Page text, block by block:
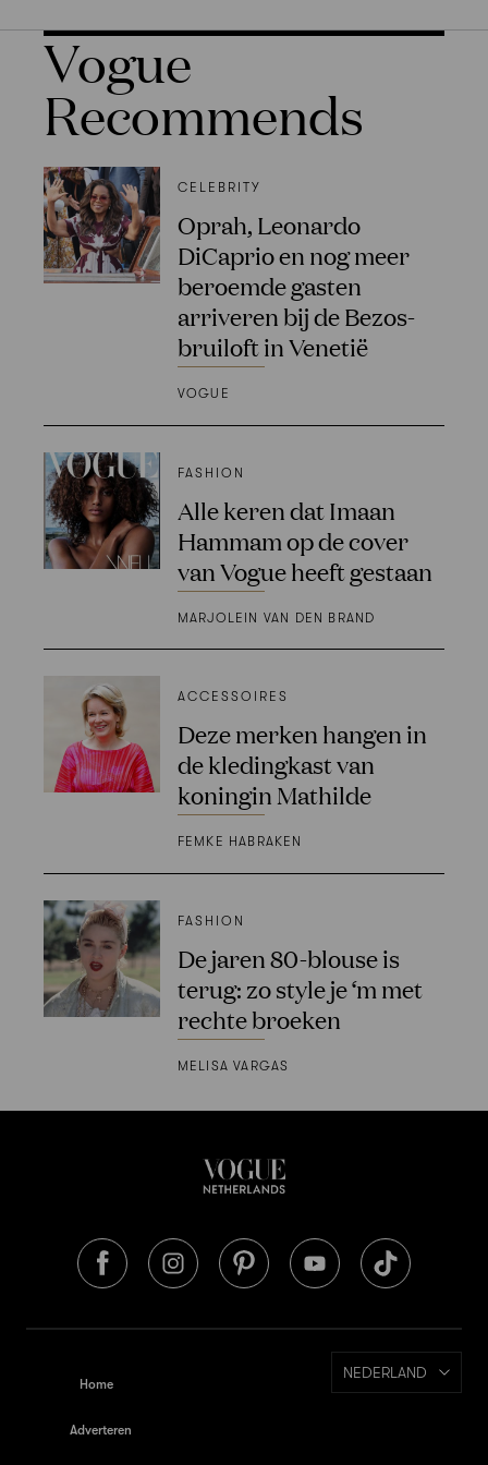
Vogue
Recommends
CELEBRITY
Oprah, Leonardo
DiCaprio en nog meer
beroemde gasten
arriveren bij de Bezos-
bruiloft in Venetië
VOGUE
FASHION
Alle keren dat Imaan
Hammam op de cover
van Vogue heeft gestaan
MARJOLEIN VAN DEN BRAND
ACCESSOIRES
Deze merken hangen in
de kledingkast van
koningin Mathilde
FEMKE HABRAKEN
FASHION
De jaren 80-blouse is
terug: zo style je ‘m met
rechte broeken
MELISA VARGAS
Home
Adverteren
NEDERLAND